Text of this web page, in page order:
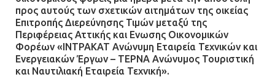
προς αυτούς των σχετικών αιτημάτων της οικείας
Επιτροπής Διερεύνησης Τιμών μεταξύ της
Περιφέρειας Αττικής και Ενωσης Οικονομικών
Φορέων «ΙΝΤΡΑΚΑΤ Ανώνυμη Εταιρεία Τεχνικών και
Ενεργειακών Έργων – ΤΕΡΝΑ Ανώνυμος Τουριστική
και Ναυτιλιακή Εταιρεία Τεχνική».